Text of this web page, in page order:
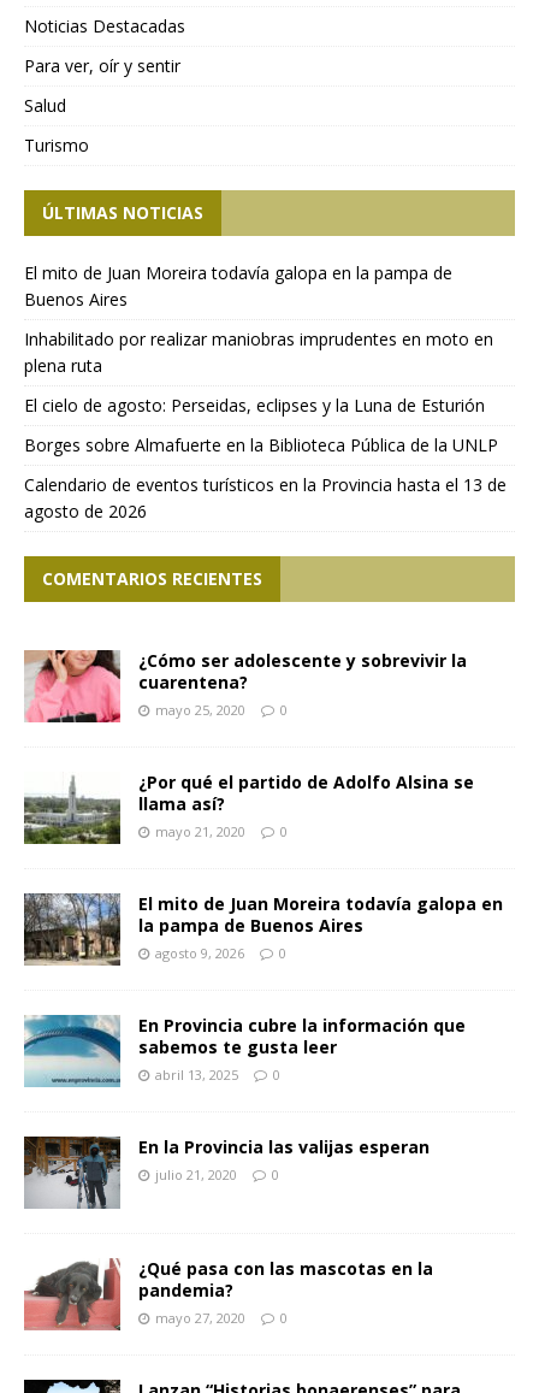
Noticias Destacadas
Para ver, oír y sentir
Salud
Turismo
ÚLTIMAS NOTICIAS
El mito de Juan Moreira todavía galopa en la pampa de
Buenos Aires
Inhabilitado por realizar maniobras imprudentes en moto en
plena ruta
El cielo de agosto: Perseidas, eclipses y la Luna de Esturión
Borges sobre Almafuerte en la Biblioteca Pública de la UNLP
Calendario de eventos turísticos en la Provincia hasta el 13 de
agosto de 2026
COMENTARIOS RECIENTES
¿Cómo ser adolescente y sobrevivir la
cuarentena?
mayo 25, 2020 0
¿Por qué el partido de Adolfo Alsina se
llama así?
mayo 21, 2020 0
El mito de Juan Moreira todavía galopa en
la pampa de Buenos Aires
agosto 9, 2026 0
En Provincia cubre la información que
sabemos te gusta leer
abril 13, 2025 0
En la Provincia las valijas esperan
julio 21, 2020 0
¿Qué pasa con las mascotas en la
pandemia?
mayo 27, 2020 0